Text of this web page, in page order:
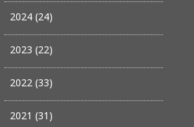
2024 (24)
2023 (22)
2022 (33)
2021 (31)